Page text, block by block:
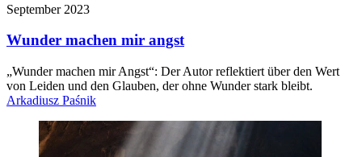
September 2023
Wunder machen mir angst
„Wunder machen mir Angst“: Der Autor reflektiert über den Wert
von Leiden und den Glauben, der ohne Wunder stark bleibt.
Arkadiusz Paśnik